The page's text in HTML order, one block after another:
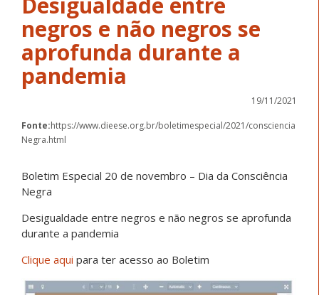
negros e não negros se
aprofunda durante a
pandemia
19/11/2021
Fonte:https://www.dieese.org.br/boletimespecial/2021/consciencia
Negra.html
Boletim Especial 20 de novembro – Dia da Consciência
Negra
Desigualdade entre negros e não negros se aprofunda
durante a pandemia
Clique aqui para ter acesso ao Boletim